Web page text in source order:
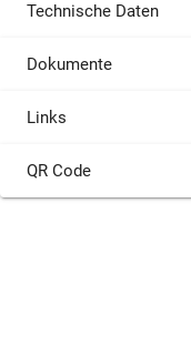
Technische Daten
Dokumente
Links
QR Code